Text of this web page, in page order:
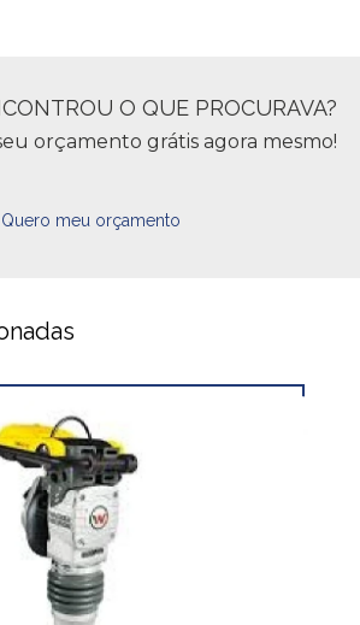
O QUE PROCURAVA?
orçamento grátis agora mesmo!
Quero meu orçamento